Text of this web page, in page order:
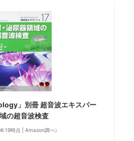
」別冊 超音波エキスパー
の超音波検査
時点 | Amazon調べ）